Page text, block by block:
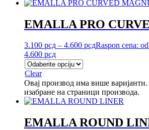
EMALLA PRO
3.100 рсд – 4.600 рсдRaspon cena:
4.600 рсд
Clear
Овај производ има више
изабране на страници производа.
EMALLA ROUND